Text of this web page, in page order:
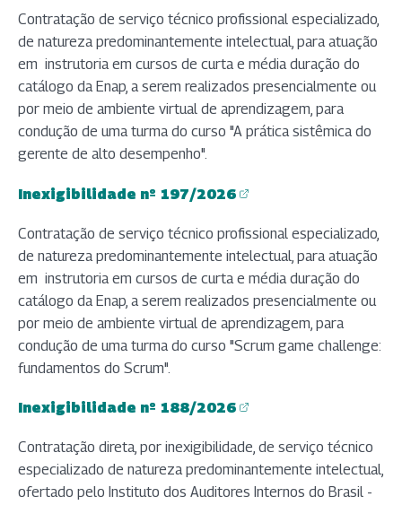
Contratação de serviço técnico profissional especializado,
de natureza predominantemente intelectual, para atuação
em instrutoria em cursos de curta e média duração do
catálogo da Enap, a serem realizados presencialmente ou
por meio de ambiente virtual de aprendizagem, para
condução de uma turma do curso "A prática sistêmica do
gerente de alto desempenho".
Inexigibilidade nº 197/2026
(abre em nova aba)
Contratação de serviço técnico profissional especializado,
de natureza predominantemente intelectual, para atuação
em instrutoria em cursos de curta e média duração do
catálogo da Enap, a serem realizados presencialmente ou
por meio de ambiente virtual de aprendizagem, para
condução de uma turma do curso "Scrum game challenge:
fundamentos do Scrum".
Inexigibilidade nº 188/2026
(abre em nova aba)
Contratação direta, por inexigibilidade, de serviço técnico
especializado de natureza predominantemente intelectual,
ofertado pelo Instituto dos Auditores Internos do Brasil -